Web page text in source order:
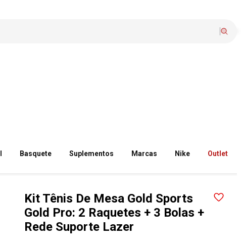
Basquete Suplementos Marcas Nike Outlet
Kit Tênis De Mesa Gold Sports
Gold Pro: 2 Raquetes + 3 Bolas +
Rede Suporte Lazer